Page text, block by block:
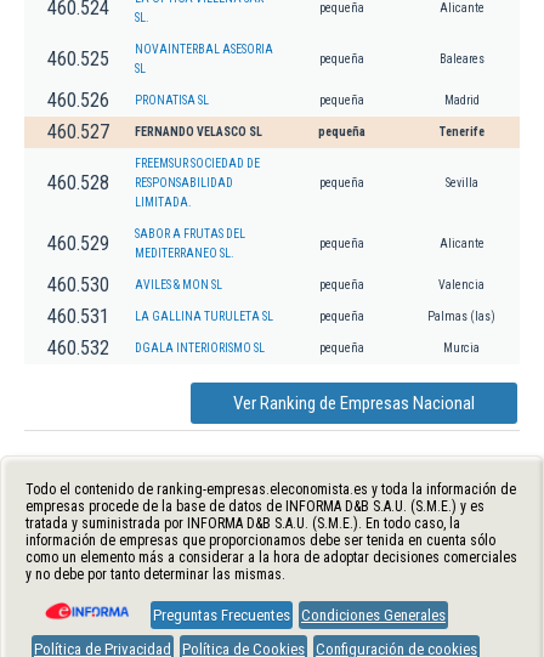
460.524
SL.
pequeña Alicante
460.525
NOVAINTERBAL ASESORIA
SL
pequeña Baleares
460.526 PRONATISA SL pequeña Madrid
460.527 FERNANDO VELASCO SL pequeña Tenerife
460.528
FREEMSUR SOCIEDAD DE
RESPONSABILIDAD
LIMITADA.
pequeña Sevilla
460.529
SABOR A FRUTAS DEL
MEDITERRANEO SL.
pequeña Alicante
460.530 AVILES & MON SL pequeña Valencia
460.531 LA GALLINA TURULETA SL pequeña Palmas (las)
460.532 DGALA INTERIORISMO SL pequeña Murcia
Ver Ranking de Empresas Nacional
Todo el contenido de ranking-empresas.eleconomista.es y toda la información de
empresas procede de la base de datos de INFORMA D&B S.A.U. (S.M.E.) y es
tratada y suministrada por INFORMA D&B S.A.U. (S.M.E.). En todo caso, la
información de empresas que proporcionamos debe ser tenida en cuenta sólo
como un elemento más a considerar a la hora de adoptar decisiones comerciales
y no debe por tanto determinar las mismas.
Preguntas Frecuentes Condiciones Generales
Política de Privacidad
Política de Cookies Configuración de cookies